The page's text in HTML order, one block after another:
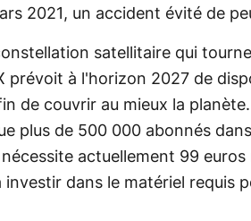
2021, un accident évité de
satellitaire qui
prévoit à l'horizon 2027 de
de couvrir au mieux la
plus de 500 000 abonnés
actuellement 99 euros
dans le matériel requis